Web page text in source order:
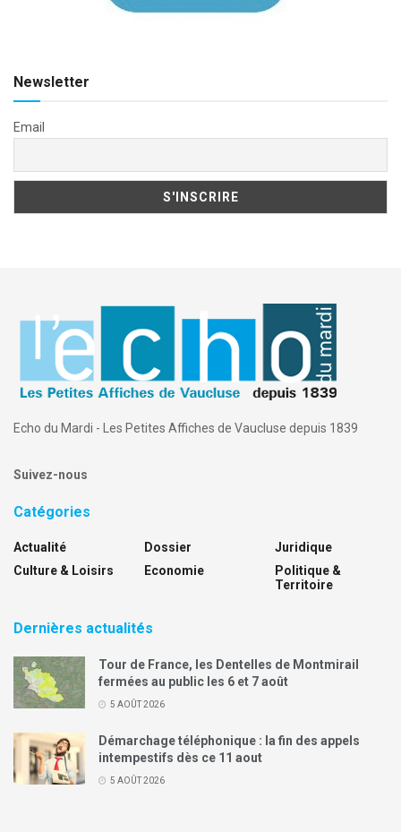
Newsletter
Email
Echo du Mardi - Les Petites Affiches de Vaucluse depuis 1839
Suivez-nous
Catégories
Actualité
Culture & Loisirs
Dossier
Economie
Juridique
Politique &
Territoire
Dernières actualités
Tour de France, les Dentelles de Montmirail
fermées au public les 6 et 7 août
5 AOÛT 2026
Démarchage téléphonique : la fin des appels
intempestifs dès ce 11 aout
5 AOÛT 2026